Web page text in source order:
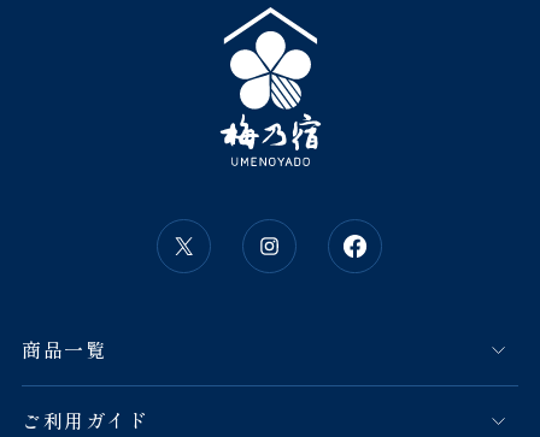
商品一覧
ご利用ガイド